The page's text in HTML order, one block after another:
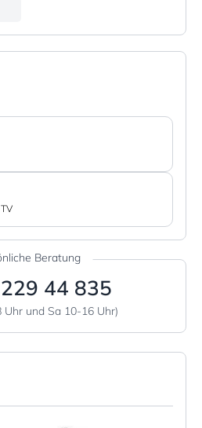
Beratung
44 835
Uhr und Sa 10-16 Uhr)